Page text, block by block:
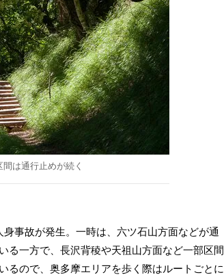
は通行止めが続く
事故が発生。一時は、六ツ石山方面などが通
る一方で、長沢背稜や天祖山方面など一部区間
るので、奥多摩エリアを歩く際はルートごとに